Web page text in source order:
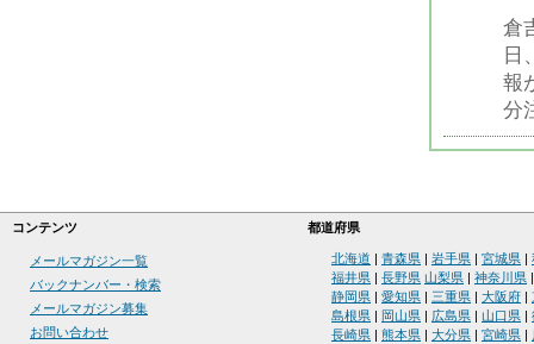
倉
日
報
分
コンテンツ 都道府県
メールマガジン一覧
バックナンバー・検索
メールマガジン募集
お問い合わせ
北海道 青森県 岩手県 宮城県
福井県
長野県 山梨県 神奈川県
静岡県
愛知県 三重県 大阪府
島根県
岡山県 広島県 山口県
長崎県
熊本県 大分県 宮崎県